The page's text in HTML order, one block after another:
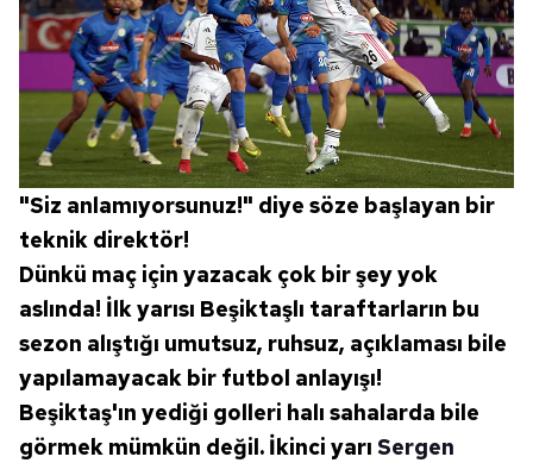
"Siz anlamıyorsunuz!" diye söze başlayan bir
teknik direktör!
Dünkü maç için yazacak çok bir şey yok
aslında! İlk yarısı Beşiktaşlı taraftarların bu
sezon alıştığı umutsuz, ruhsuz, açıklaması bile
yapılamayacak bir futbol anlayışı!
Beşiktaş'ın yediği golleri halı sahalarda bile
görmek mümkün değil. İkinci yarı Sergen